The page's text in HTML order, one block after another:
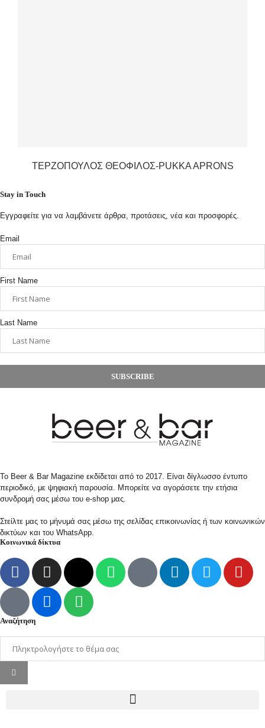
ΤΕΡΖΌΠΟΥΛΟΣ ΘΕΌΦΙΛΟΣ-PUKKA APRONS
Stay in Touch
Εγγραφείτε για να λαμβάνετε άρθρα, προτάσεις, νέα και προσφορές.
Email
First Name
Last Name
SUBSCRIBE
Το Beer & Bar Magazine εκδίδεται από το 2017. Είναι δίγλωσσο έντυπο
περιοδικό, με ψηφιακή παρουσία. Μπορείτε να αγοράσετε την ετήσια
συνδρομή σας μέσω του e-shop μας.
Στείλτε μας το μήνυμά σας μέσω της σελίδας επικοινωνίας ή των κοινωνικών
δικτύων και του WhatsApp.
Κοινωνικά δίκτυα
Αναζήτηση